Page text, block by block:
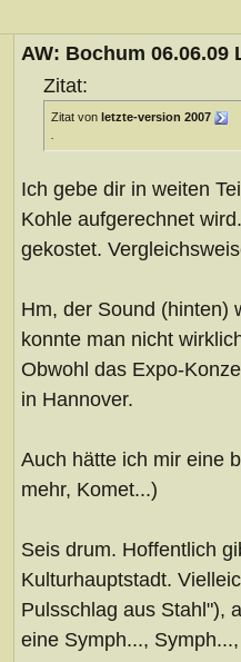
AW: Bochum 06.06.09
Zitat:
Zitat von letzte-version 2007
Ich gebe dir in weiten
Kohle aufgerechnet
gekostet.
Hm, der Sound (hinten)
konnte man nicht
Obwohl das Expo-
in Hannover.
Auch hätte ich mir eine
mehr, Komet...)
Seis drum. Hoffentlich
Kulturhauptstadt.
Pulsschlag aus Stahl"),
eine Symph...,